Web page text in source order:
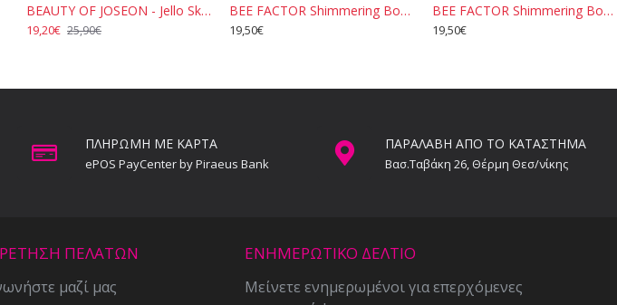
BEAUTY OF JOSEON - Jello Skin Massage Cream for Face and Body 200ml
19,20€ 25,90€
BEE FACTOR Shimmering Body Milk - Glow Up Mocha 100ml
19,50€
BEE FACTOR Shimmering Body Milk - Glow Up Perla 100ml
19,50€
ΠΛΗΡΩΜΗ ΜΕ ΚΑΡΤΑ
ePOS PayCenter by Piraeus Bank
ΠΑΡΑΛΑΒΗ ΑΠΟ ΤΟ ΚΑΤΑΣΤΗΜΑ
Βασ.Ταβάκη 26, Θέρμη Θεσ/νίκης
ΠΕΛΑΤΩΝ
μαζί μας
ΕΝΗΜΕΡΩΤΙΚΌ ΔΕΛΤΊΟ
Μείνετε ενημερωμένοι για επερχόμενες